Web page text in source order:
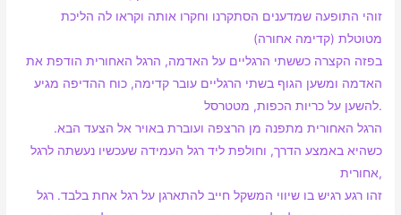
זוהי התופעה שמדענים הסתקרנו וחקרו אותה וקראו לה הליכת
מטוטלת (קדימה אחורה)
בפזה הקצרה כששתי הרגליים על האדמה, הרגל האחורית הודפת את
האדמה ומשען הגוף בשתי הרגליים עובר קדימה, כוח ההדיפה מגיע
להשען על כריות הכפות, מטטרסל.
הרגל האחורית מתפנה מן הרצפה ועוברת באויר אל הצעד הבא.
כשהיא באמצע הדרך, וחולפת ליד רגל העמידה שעכשיו נעשתה לרגל
אחורית,
זהו רגע רגיש בו שיווי המשקל חייב להתארגן על רגל אחת בלבד. רגל